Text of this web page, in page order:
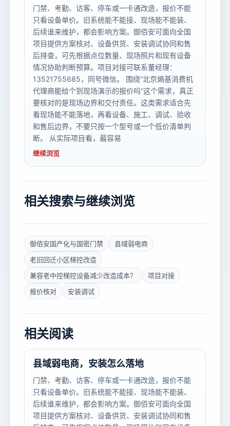
门禁、考勤、访客、停车或一卡通改造，报价不能
只看设备单价。旧系统能不能接、现场能不能装、
后续谁来维护，都会影响方案。御佰安可面向全国
项目提供方案核对、设备供货、安装调试协同和售
后排查，可先根据点位数量、现场照片和现有设备
情况协助判断预算。项目对接可联系董经理：
13521755685，同号微信。 围绕“北京熵基消费机
代理商能给个到现场演示的报价吗”这个需求，真正
要核对的是现场边界和交付责任。这类需求适合先
看现场能不能落地，再看设备、施工、调试、验收
和售后边界，不要只按一个型号或一个低价清单判
断。 从实际项目看，最容易
继续浏览
相关搜索与继续浏览
御佰安国产化与国密门禁
县域弱电商
老旧回迁小区梯控改造
兼容老中控梯控设备减少改造成本？
项目对接
报价核对
安装调试
相关阅读
县域弱电商，安装怎么落地
门禁、考勤、访客、停车或一卡通改造，报价不能
只看设备单价。旧系统能不能接、现场能不能装、
后续谁来维护，都会影响方案。御佰安可面向全国
项目提供方案核对、设备供货、安装调试协同和售